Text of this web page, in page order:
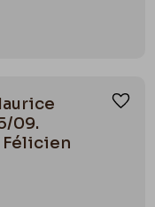
09.
Félicien